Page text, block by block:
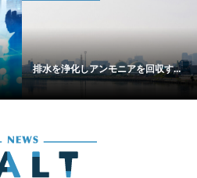
排水を浄化しアンモニアを回収す...